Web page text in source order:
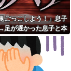
育ってきて、彼氏か
となく格付けし合
て生きてきた私。
てそんなもんだ)とこ
全く今までのパタ
子で…
から孫が怪我した迎
り。石をどかして
の上に石を落とし
ごっこしよう！」息子
足が遅かった息子と本
び続けた10年後…